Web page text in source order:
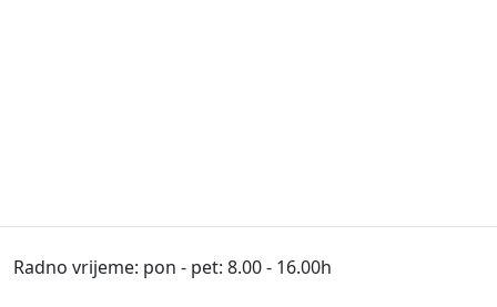
Radno vrijeme: pon - pet: 8.00 - 16.00h